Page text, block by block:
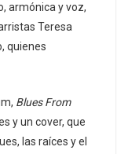
armónica y voz,
Teresa
quienes
Blues From
y un cover, que
las raíces y el